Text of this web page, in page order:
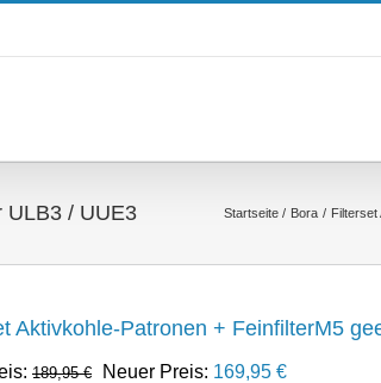
ULB3 / UUE3 Startseite Bora Filterset
Aktivkohle-Patronen + FeinfilterM5
189,95€
Ursprünglicher
Neuer Preis: 169,95 €Aktueller